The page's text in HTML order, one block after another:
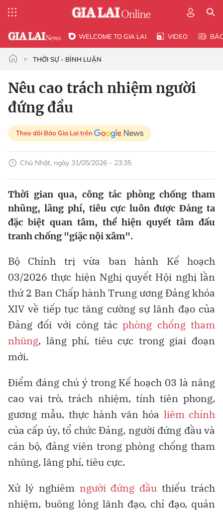
WELCOME TO GIA LAI VIDEO
THỜI SỰ - BÌNH LUẬN
Nêu cao trách nhiệm người
đứng đầu
Theo dõi Báo Gia Lai trên
Chủ Nhật, ngày 31/05/2026 - 23:35
Thời gian qua, công tác phòng chống tham
nhũng, lãng phí, tiêu cực luôn được Đảng ta
đặc biệt quan tâm, thể hiện quyết tâm đấu
tranh chống "giặc nội xâm".
Bộ Chính trị vừa ban hành Kế hoạch
03/2026 thực hiện Nghị quyết Hội nghị lần
thứ 2 Ban Chấp hành Trung ương Đảng khóa
XIV về tiếp tục tăng cường sự lãnh đạo của
Đảng đối với công tácphòng chống tham
nhũng, lãng phí, tiêu cực trong giai đoạn
mới.
Điểm đáng chú ý trong Kế hoạch 03 là nâng
cao vai trò, trách nhiệm, tính tiên phong,
gương mẫu, thực hành văn hóa liêm chính
của cấp ủy, tổ chức Đảng, người đứng đầu và
cán bộ, đảng viên trong phòng chống tham
nhũng, lãng phí, tiêu cực.
Xử lý nghiêm người đứng đầu thiếu trách
nhiệm, buông lỏng lãnh đạo, chỉ đạo, quản